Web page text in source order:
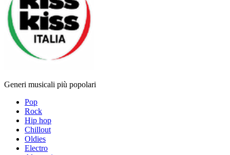
Generi musicali più popolari
Pop
Rock
Hip hop
Chillout
Oldies
Electro